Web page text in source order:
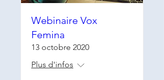
Webinaire Vox
Femina
13 octobre 2020
Plus d'infos